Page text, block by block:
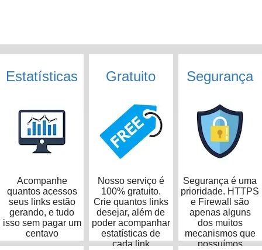
Estatísticas
Acompanhe
quantos acessos
seus links estão
gerando, e tudo
isso sem pagar um
centavo
Gratuito
Nosso serviço é
100% gratuito.
Crie quantos links
desejar, além de
poder acompanhar
estatísticas de
cada link
Segurança
Segurança é uma
prioridade. HTTPS
e Firewall são
apenas alguns
dos muitos
mecanismos que
possuímos